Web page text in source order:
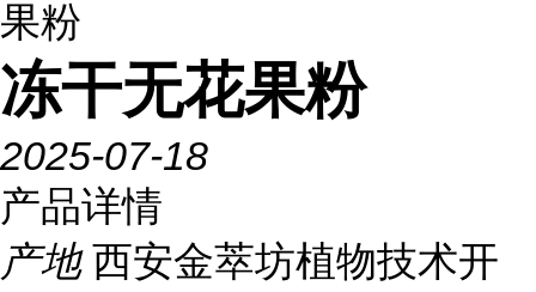
果粉
冻干无花果粉
2025-07-18
产品详情
产地 西安金萃坊植物技术开